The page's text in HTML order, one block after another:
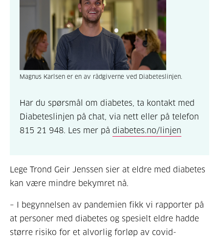
Magnus Karlsen er en av rådgiverne ved Diabeteslinjen.
Har du spørsmål om diabetes, ta kontakt med
Diabeteslinjen på chat, via nett eller på telefon
815 21 948. Les mer på diabetes.no/linjen
Lege Trond Geir Jenssen sier at eldre med diabetes
kan være mindre bekymret nå.
– I begynnelsen av pandemien fikk vi rapporter på
at personer med diabetes og spesielt eldre hadde
større risiko for et alvorlig forløp av covid-